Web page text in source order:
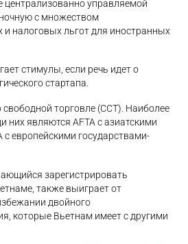
централизованно управляемой
с множеством
и налоговых льгот для иностранных
стимулы, если речь идет о
стартапа.
свободной торговле (ССТ). Наиболее
них являются AFTA с азиатскими
с европейскими государствами-
зарегистрировать
также выиграет от
двойного
которые Вьетнам имеет с другими